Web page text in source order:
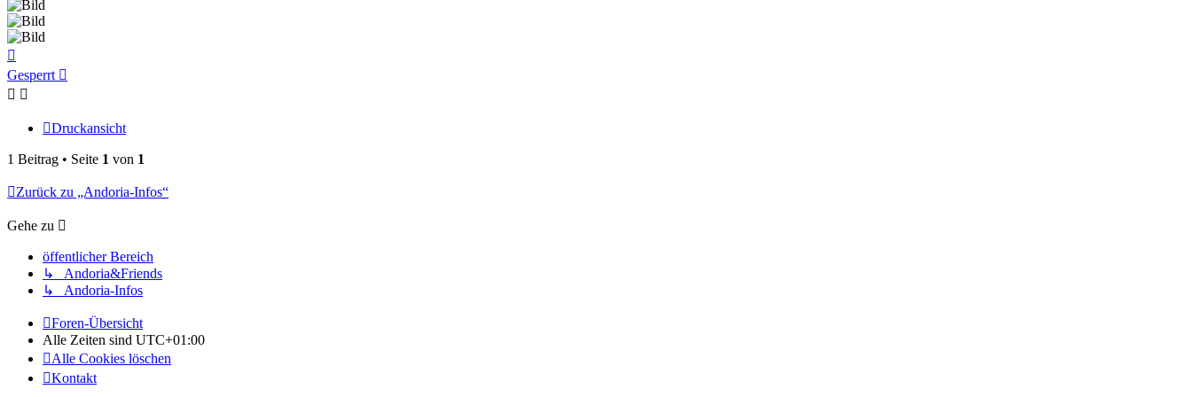
oben
Gesperrt
Druckansicht
1 Beitrag • Seite 1 von 1
Zurück zu „Andoria-Infos“
Gehe zu
öffentlicher Bereich
↳ Andoria&Friends
↳ Andoria-Infos
Foren-Übersicht
Alle Zeiten sind UTC+01:00
Alle Cookies löschen
Kontakt